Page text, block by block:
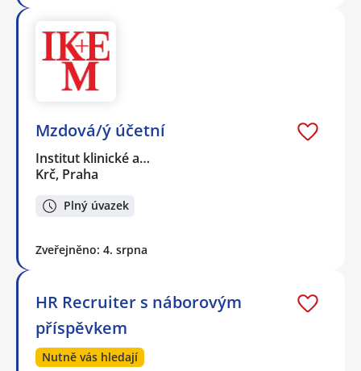
Mzdová/ý účetní
Institut klinické a…
Krč, Praha
Plný úvazek
Zveřejněno: 4. srpna
HR Recruiter s náborovým
příspěvkem
Nutně vás hledají